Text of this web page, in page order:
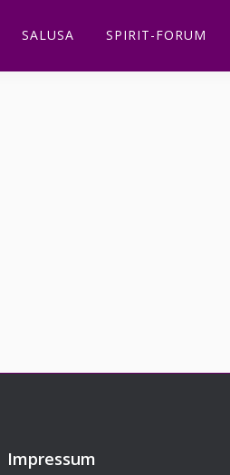
SALUSA SPIRIT-FORUM
Impressum